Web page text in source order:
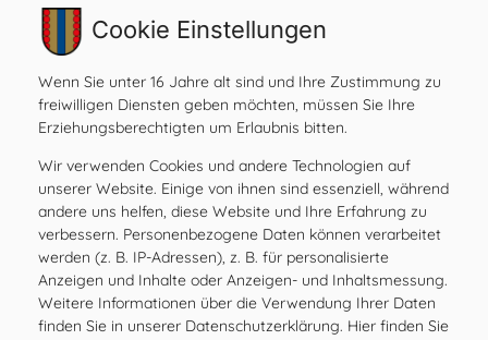
Die auf dieser Webseite veröffentlichten Inhalte, Werke und
bereitgestellten Informationen unterliegen dem
österreichischen Urheberrecht und Leistungsschutzrecht.
Jede Art der Vervielfältigung, Bearbeitung, Verbreitung,
Einspeicherung und jede Art der Verwertung außerhalb der
Grenzen des Urheberrechts bedarf der vorherigen
unerlaubte Kopieren/Speichern der bereitgestellten
Informationen auf diesen Webseiten ist nicht gestattet und
strafbar.
Cookie Einstellungen
Wenn Sie unter 16 Jahre alt sind und Ihre Zustimmung zu
freiwilligen Diensten geben möchten, müssen Sie Ihre
Erziehungsberechtigten um Erlaubnis bitten.
Wir verwenden Cookies und andere Technologien auf
unserer Website. Einige von ihnen sind essenziell, während
andere uns helfen, diese Website und Ihre Erfahrung zu
verbessern. Personenbezogene Daten können verarbeitet
werden (z. B. IP-Adressen), z. B. für personalisierte
Anzeigen und Inhalte oder Anzeigen- und Inhaltsmessung.
Weitere Informationen über die Verwendung Ihrer Daten
finden Sie in unserer Datenschutzerklärung. Hier finden Sie